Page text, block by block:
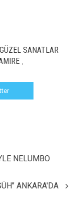
SANATLAR
NELUMBO
ANKARA'DA